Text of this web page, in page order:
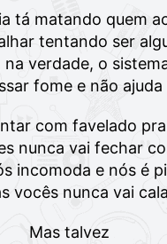
tá matando quem
tentando ser
na verdade, o
fome e não ajuda
com favelado
nunca vai fechar
incomoda e nós é
vocês nunca vai
Mas talvez